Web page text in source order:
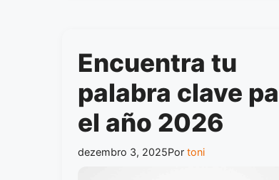
Encuentra tu
palabra clave
el año 2026
dezembro 3, 2025Por toni